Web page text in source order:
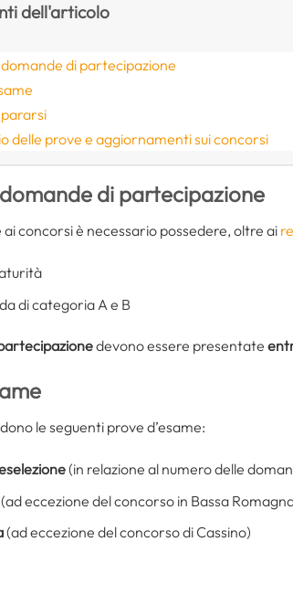
dell'articolo
domande di partecipazione
delle prove e aggiornamenti sui concorsi
di partecipazione
concorsi è necessario possedere, oltre ai
di categoria A e B
devono essere presentate
le seguenti prove d’esame:
(in relazione al numero delle
eccezione del concorso in Bassa
(ad eccezione del concorso di Cassino)